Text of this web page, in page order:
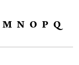
M N O P Q